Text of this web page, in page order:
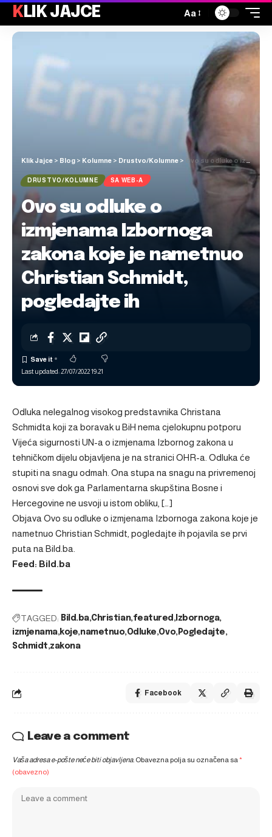
KLIK JAJCE Aa
Klik Jajce > Blog > Kolumne > Drustvo/Kolumne > Ovo su odluke o izmjenama Izbornoga zakona koje je nametnuo Christian Schmidt, pogledajte ih
DRUSTVO/KOLUMNE SA WEB-A
Ovo su odluke o
izmjenama Izbornoga
zakona koje je nametnuo
Christian Schmidt,
pogledajte ih
Last updated: 27/07/2022 19:21
Odluka nelegalnog visokog predstavnika Christana
Schmidta koji za boravak u BiH nema cjelokupnu potporu
Vijeća sigurnosti UN-a o izmjenama Izbornog zakona u
tehničkom dijelu objavljena je na stranici OHR-a. Odluka će
stupiti na snagu odmah. Ona stupa na snagu na privremenoj
osnovi sve dok ga Parlamentarna skupština Bosne i
Hercegovine ne usvoji u istom obliku, […]
Objava Ovo su odluke o izmjenama Izbornoga zakona koje je
nametnuo Christian Schmidt, pogledajte ih pojavila se prvi
puta na Bild.ba
Feed: Bild.ba
TAGGED: Bild.ba Christian featured Izbornoga
izmjenama koje nametnuo Odluke Ovo Pogledajte
Schmidt zakona
Facebook
Leave a comment
Vaša adresa e-pošte neće biti objavljena. Obavezna polja su označena sa*
(obavezno)